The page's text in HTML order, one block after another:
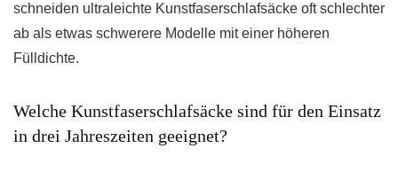
schneiden ultraleichte Kunstfaserschlafsäcke oft schlechter
ab als etwas schwerere Modelle mit einer höheren
Fülldichte.
Welche Kunstfaserschlafsäcke sind für den Einsatz
in drei Jahreszeiten geeignet?